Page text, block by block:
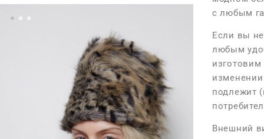
M
Высота
поведения
- Не стирать
-
-
с любым
Если вы
любым
подлежит
Внешний